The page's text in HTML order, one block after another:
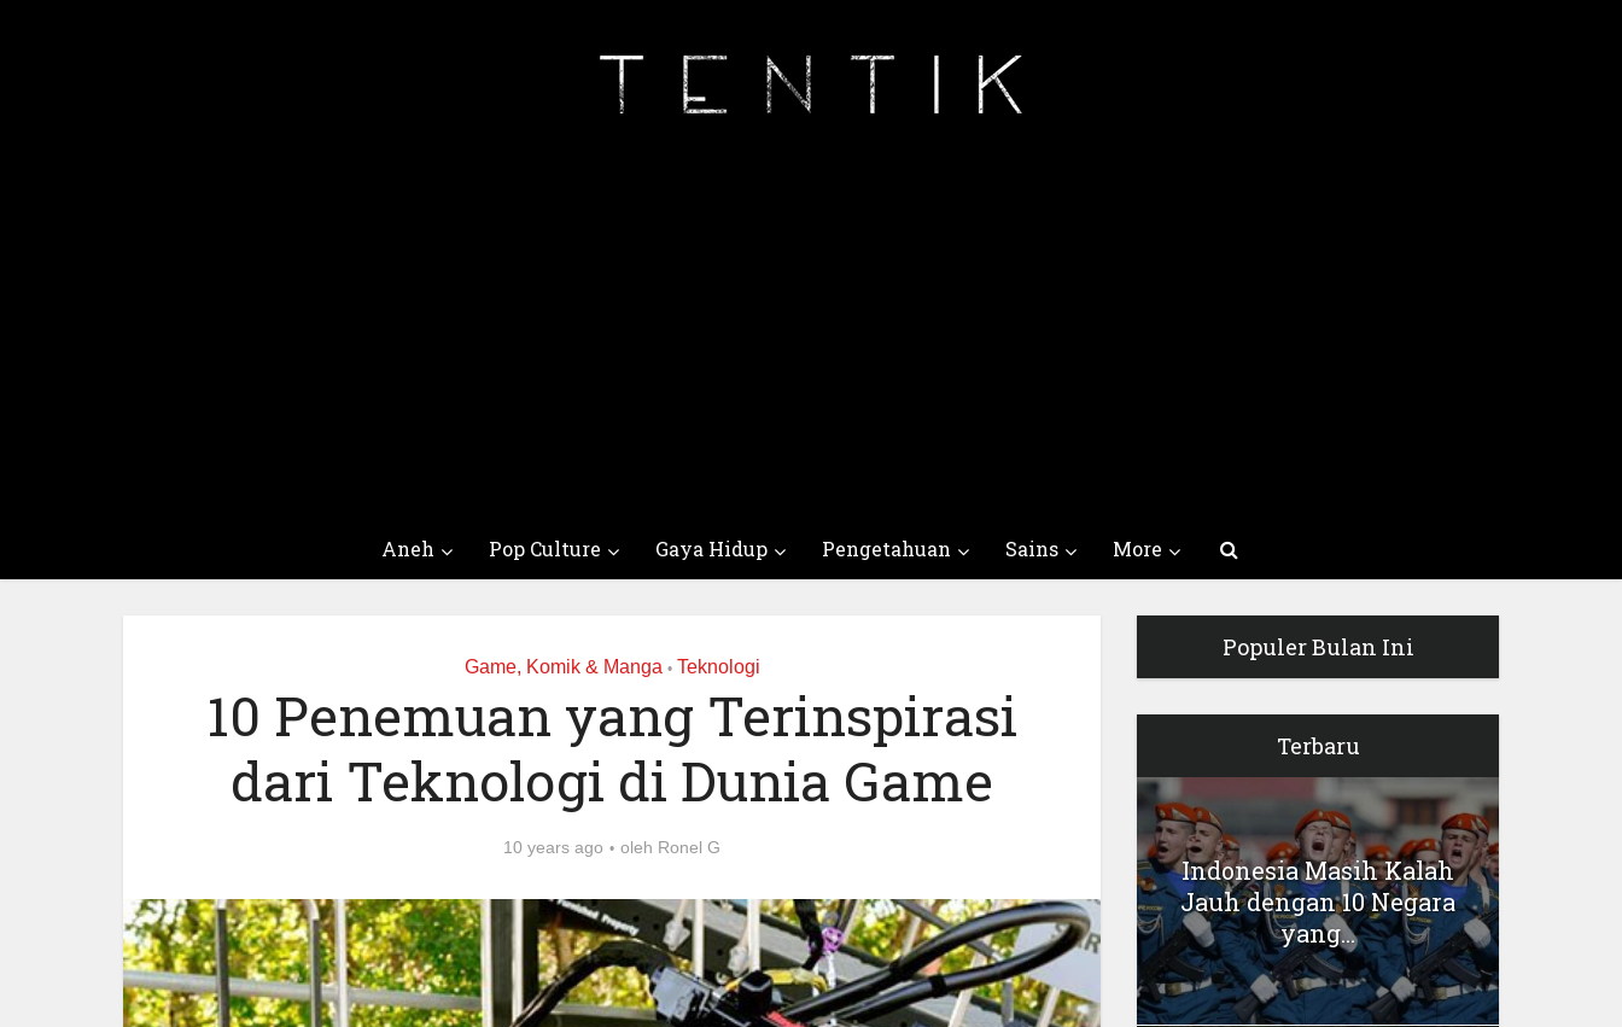
Aneh Pop Culture Gaya Hidup Pengetahuan Sains More
Game, Komik & Manga • Teknologi
10 Penemuan yang Terinspirasi
dari Teknologi di Dunia Game
10 years ago oleh Ronel G
Populer Bulan Ini
Terbaru
Indonesia Masih Kalah
Jauh dengan 10 Negara
yang...